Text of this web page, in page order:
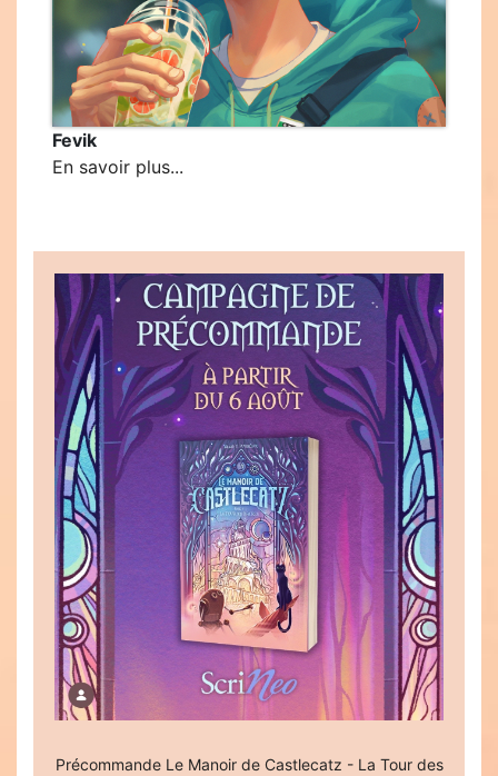
Fevik
En savoir plus...
Précommande Le Manoir de Castlecatz - La Tour des